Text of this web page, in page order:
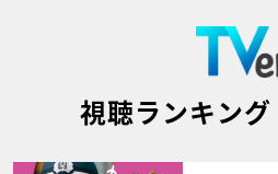
視聴ランキング